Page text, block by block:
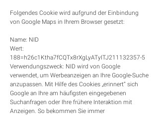
Folgendes Cookie wird aufgrund der Einbindung
von Google Maps in Ihrem Browser gesetzt:
Name: NID
Wert:
188=h26c1Ktha7fCQTx8rXgLyATyITJ211132357-5
Verwendungszweck: NID wird von Google
verwendet, um Werbeanzeigen an Ihre Google-Suche
anzupassen. Mit Hilfe des Cookies „erinnert“ sich
Google an Ihre am häufigsten eingegebenen
Suchanfragen oder Ihre frühere Interaktion mit
Anzeigen. So bekommen Sie immer